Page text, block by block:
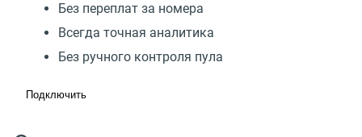
Без переплат за номера
Всегда точная аналитика
Без ручного контроля пула
Подключить